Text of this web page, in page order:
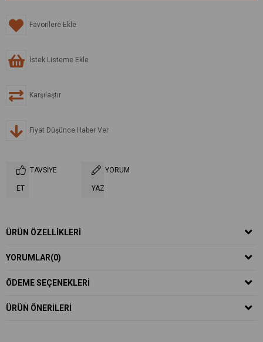
Favorilere Ekle
İstek Listeme Ekle
Karşılaştır
Fiyat Düşünce Haber Ver
TAVSIYE
ET
YORUM
YAZ
ÜRÜN ÖZELLIKLERI
YORUMLAR(0)
ÖDEME SEÇENEKLERI
ÜRÜN ÖNERILERI